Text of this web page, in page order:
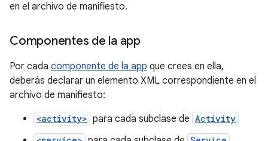
en el archivo de manifiesto.
Componentes de la app
Por cada componente de la app que crees en ella,
deberás declarar un elemento XML correspondiente en el
archivo de manifiesto:
<activity> para cada subclase de Activity